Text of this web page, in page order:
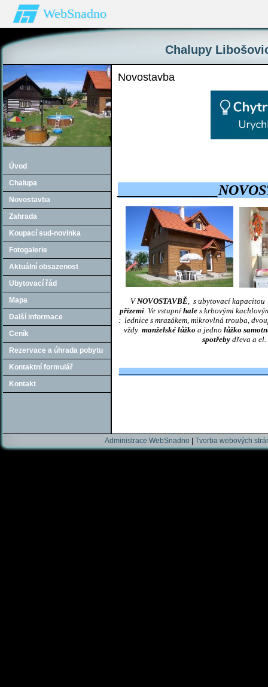
WebSnadno
Chalupy
Úvod
Chalupa
Novostavba
Zahrada
Koupací sud-novinka
Fotogalerie
Aktuální obsazenost
Ubytovací řád
Mapa
Další informace
Ceník
Rezervace a úhrada pobytu
Kontaktní formulář
Kontakt
Novostavba
VNOVOSTAVBĚ, s ubytovací kapacitou
přízemí. Ve vstupníhale s krbovými
: lednice s mrazákem, mikrovlná trouba,
vždy manželské lůžko a jedno lůžko
spotřebydřeva a
Administrace WebSnadno Tvorba webových